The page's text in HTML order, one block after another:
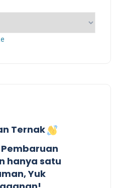
Ternak
hanya satu
Yuk